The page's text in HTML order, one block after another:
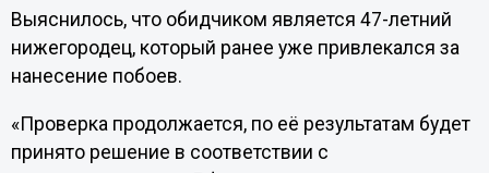
Выяснилось, что обидчиком является 47-летний
нижегородец, который ранее уже привлекался за
нанесение побоев.
«Проверка продолжается, по её результатам будет
принято решение в соответствии с